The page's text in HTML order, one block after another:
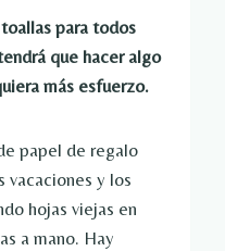
para todos
que hacer algo
más esfuerzo.
papel de regalo
vacaciones y los
hojas viejas en
a mano. Hay